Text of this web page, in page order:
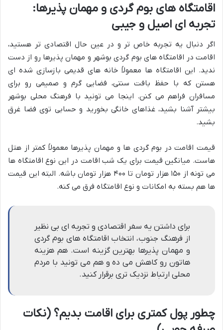
اقامتگاه های بوم گردی و مهمان پذیرها:
تجربه ای اصیل و جیبی
اگر دنبال یه تجربه خاص تر و در عین حال اقتصادی تر هستید،
اقامت در اقامتگاه های بوم گردی بوشهر و مهمان پذیرها رو از دست
ندید. این اقامتگاه ها معمولاً خانه های قدیمی بازسازی شده ای
هستن که با حفظ بافت سنتی، فضایی گرم و صمیمی رو برای
مسافران فراهم می کنن. اینجا می تونید با فرهنگ محلی بوشهر
بیشتر آشنا بشید، غذاهای خانگی بخورید و حسابی توی فضا غرق
بشید.
قیمت اقامت در بوم گردی ها و مهمان پذیرها معمولاً کمتر از هتل
هاست. میانگین قیمت برای یک شب اقامت در این نوع اقامتگاه ها
می تونه از ۱۵۰ هزار تومان تا ۴۰۰ هزار تومان باشه. البته این قیمت
ها هم بسته به امکانات و نوع اقامتگاه فرق می کنه.
برای داشتن یه سفر اقتصادی و تجربه ای بی نظیر
از فرهنگ جنوب، انتخاب اقامتگاه های بوم گردی
و مهمان پذیرها بهترین گزینه است. هم هزینه
هاتون رو کاهش می ده و هم می تونید با مردم
محلی ارتباط نزدیک تری برقرار کنید.
چطور پول کمتری برای اقامت بدیم؟ (نکات